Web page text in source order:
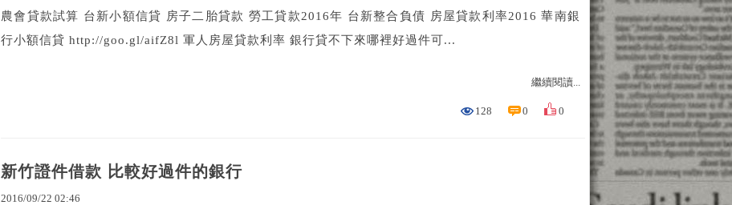
農會貸款試算 台新小額信貸 房子二胎貸款 勞工貸款2016年 台新整合負債 房屋貸款利率2016 華南銀
行小額信貸 http://goo.gl/aifZ8l 軍人房屋貸款利率 銀行貸不下來哪裡好過件可...
繼續閱讀...
128 0 0
新竹證件借款 比較好過件的銀行
2016/09/22 02:46